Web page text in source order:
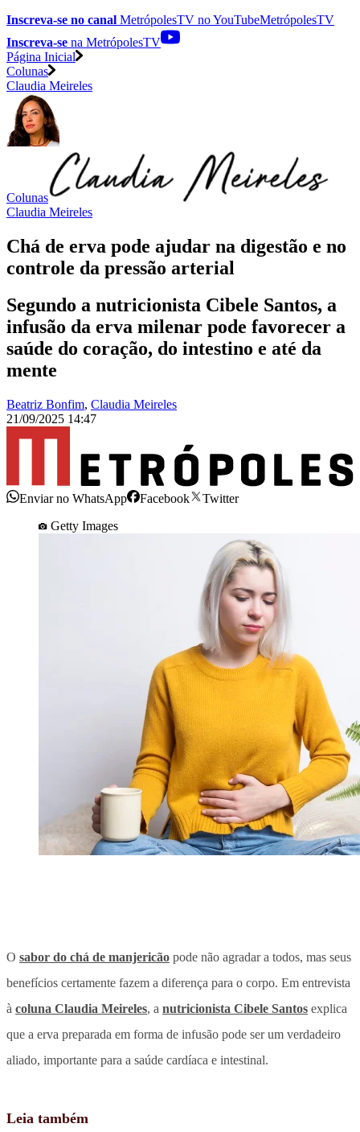
Inscreva-se no canal MetrópolesTV noYouTubeMetrópolesTV
Inscreva-se na MetrópolesTV
Página Inicial
Colunas
Claudia Meireles
Colunas
Claudia Meireles
Chá de erva pode ajudar na digestão e no
controle da pressão arterial
Segundo a nutricionista Cibele Santos, a
infusão da erva milenar pode favorecer a
saúde do coração, do intestino e até da
mente
Beatriz Bonfim, Claudia Meireles
21/09/2025 14:47
Enviar no WhatsApp Facebook
Twitter
Getty Images
O sabor do chá de manjericão pode não agradar a todos, mas seus
benefícios certamente fazem a diferença para o corpo. Em entrevista
à coluna Claudia Meireles, a nutricionista Cibele Santos explica
que a erva preparada em forma de infusão pode ser um verdadeiro
aliado, importante para a saúde cardíaca e intestinal.
Leia também